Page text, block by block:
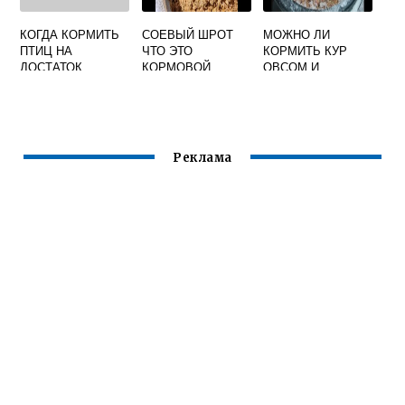
КОГДА КОРМИТЬ
ПТИЦ НА
ДОСТАТОК
СОЕВЫЙ ШРОТ
ЧТО ЭТО
КОРМОВОЙ
МОЖНО ЛИ
КОРМИТЬ КУР
ОВСОМ И
Реклама